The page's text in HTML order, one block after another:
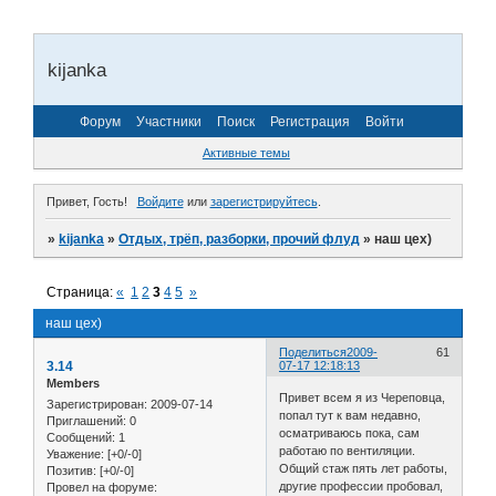
kijanka
Форум Участники Поиск Регистрация Войти
Активные темы
Привет, Гость! Войдитеили зарегистрируйтесь.
»kijanka »Отдых, трёп, разборки, прочий флуд »наш цех)
наш цех)
Страница:« 1 2 3 4 5 »
Поделиться 61
2009-
07-17 12:18:13
3.14
Members
Зарегистрирован: 2009-07-14
Приглашений: 0
Сообщений: 1
Уважение: [+0/-0]
Позитив: [+0/-0]
Провел на форуме:
Привет всем я из Череповца,
попал тут к вам недавно,
осматриваюсь пока, сам
работаю по вентиляции.
Общий стаж пять лет работы,
другие профессии пробовал,